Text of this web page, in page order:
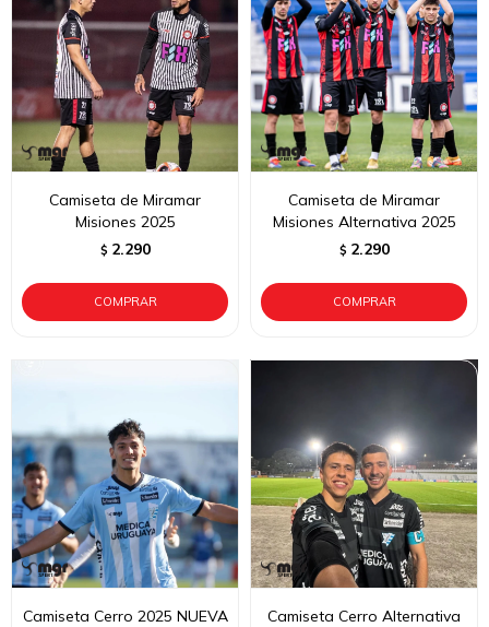
Camiseta de Miramar
Misiones 2025
$ 2.290
Camiseta de Miramar
Misiones Alternativa 2025
$ 2.290
Camiseta Cerro 2025 NUEVA
Camiseta Cerro Alternativa